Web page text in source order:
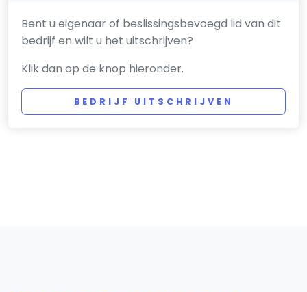
Bent u eigenaar of beslissingsbevoegd lid van dit
bedrijf en wilt u het uitschrijven?
Klik dan op de knop hieronder.
BEDRIJF UITSCHRIJVEN